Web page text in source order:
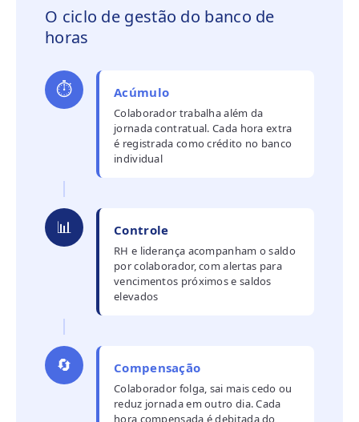
O ciclo de gestão do banco de
horas
⏱️ Acúmulo
Colaborador trabalha além da
jornada contratual. Cada hora extra
é registrada como crédito no banco
individual
📊 Controle
RH e liderança acompanham o saldo
por colaborador, com alertas para
vencimentos próximos e saldos
elevados
🔄 Compensação
Colaborador folga, sai mais cedo ou
reduz jornada em outro dia. Cada
hora compensada é debitada do